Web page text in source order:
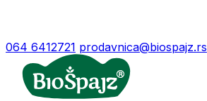
064 6412721 prodavnica@biospajz.rs